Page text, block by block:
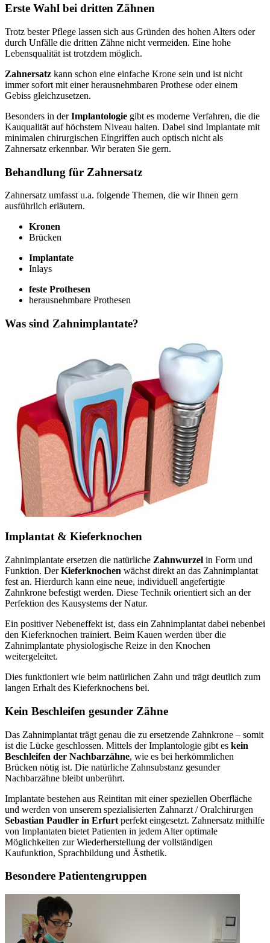
Erste Wahl bei dritten Zähnen
Trotz bester Pflege lassen sich aus Gründen des hohen Alters oder
durch Unfälle die dritten Zähne nicht vermeiden. Eine hohe
Lebensqualität ist trotzdem möglich.
Zahnersatz kann schon eine einfache Krone sein und ist nicht
immer sofort mit einer herausnehmbaren Prothese oder einem
Gebiss gleichzusetzen.
Besonders in derImplantologie gibt es moderne Verfahren, die die
Kauqualität auf höchstem Niveau halten. Dabei sind Implantate mit
minimalen chirurgischen Eingriffen auch optisch nicht als
Zahnersatz erkennbar. Wir beraten Sie gern.
Behandlung für Zahnersatz
Zahnersatz umfasst u.a. folgende Themen, die wir Ihnen gern
ausführlich erläutern.
Kronen
Brücken
Implantate
Inlays
feste Prothesen
herausnehmbare Prothesen
Was sind Zahnimplantate?
Implantat & Kieferknochen
Zahnimplantate ersetzen die natürliche Zahnwurzel in Form und
Funktion. DerKieferknochen wächst direkt an das Zahnimplantat
fest an. Hierdurch kann eine neue, individuell angefertigte
Zahnkrone befestigt werden. Diese Technik orientiert sich an der
Perfektion des Kausystems der Natur.
Ein positiver Nebeneffekt ist, dass ein Zahnimplantat dabei nebenbei
den Kieferknochen trainiert. Beim Kauen werden über die
Zahnimplantate physiologische Reize in den Knochen
weitergeleitet.
Dies funktioniert wie beim natürlichen Zahn und trägt deutlich zum
langen Erhalt des Kieferknochens bei.
Kein Beschleifen gesunder Zähne
Das Zahnimplantat trägt genau die zu ersetzende Zahnkrone – somit
ist die Lücke geschlossen. Mittels der Implantologie gibt es kein
Beschleifen der Nachbarzähne, wie es bei herkömmlichen
Brücken nötig ist. Die natürliche Zahnsubstanz gesunder
Nachbarzähne bleibt unberührt.
Implantate bestehen aus Reintitan mit einer speziellen Oberfläche
und werden von unserem spezialisierten Zahnarzt / Oralchirurgen
Sebastian Paudler in Erfurt perfekt eingesetzt. Zahnersatz mithilfe
von Implantaten bietet Patienten in jedem Alter optimale
Möglichkeiten zur Wiederherstellung der vollständigen
Kaufunktion, Sprachbildung und Ästhetik.
Besondere Patientengruppen